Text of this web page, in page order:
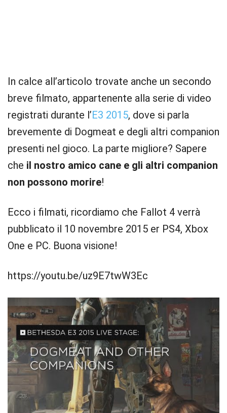
In calce all’articolo trovate anche un secondo
breve filmato, appartenente alla serie di video
registrati durante l’E3 2015, dove si parla
brevemente di Dogmeat e degli altri companion
presenti nel gioco. La parte migliore? Sapere
che il nostro amico cane e gli altri companion
non possono morire!
Ecco i filmati, ricordiamo che Fallot 4 verrà
pubblicato il 10 novembre 2015 er PS4, Xbox
One e PC. Buona visione!
https://youtu.be/uz9E7twW3Ec